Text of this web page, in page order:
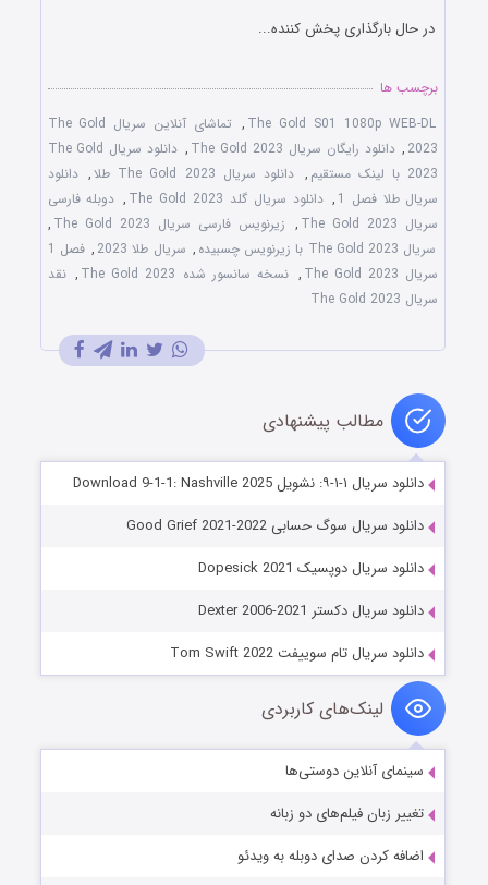
در حال بارگذاری پخش کننده...
برچسب ها
The Gold S01 1080p WEB-DL
,
تماشای آنلاین سریال The Gold
2023
, دانلود رایگان سریال The Gold 2023 ,
دانلود سریال The Gold
2023 با لینک مستقیم
, دانلود سریال The Gold 2023 طلا , دانلود
سریال طلا فصل 1
, دانلود سریال گلد The Gold 2023 , دوبله فارسی
سریال The Gold 2023
, زیرنویس فارسی سریال The Gold 2023
,
سریال The Gold 2023 با زیرنویس چسبیده
, سریال طلا 2023 ,
فصل 1
سریال The Gold 2023
, نسخه سانسور شده The Gold 2023 , نقد
سریال The Gold 2023
مطالب پیشنهادی
دانلود سریال ۱-۱-۹: نشویل Download 9-1-1: Nashville 2025
دانلود سریال سوگ حسابی Good Grief 2021-2022
دانلود سریال دوپسیک Dopesick 2021
دانلود سریال دکستر Dexter 2006-2021
دانلود سریال تام سوییفت Tom Swift 2022
لینک‌های کاربردی
سینمای آنلاین دوستی‌ها
تغییر زبان فیلم‌های دو زبانه
اضافه کردن صدای دوبله به ویدئو